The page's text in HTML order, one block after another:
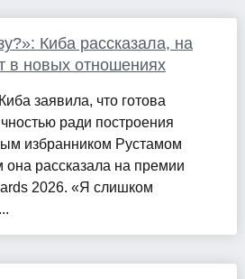
Киба рассказала, на
в новых отношениях
заявила, что готова
ради построения
избранником Рустамом
рассказала на премии
2026. «Я слишком